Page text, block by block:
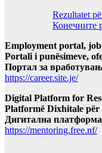
Rezultatet
Конечните
Employment portal,
Portali i punësimeve,
Портал за
https://career.site.je/
Digital Platform for
Platformë Dixhitale
Дигитална
https://mentoring.free.nf/